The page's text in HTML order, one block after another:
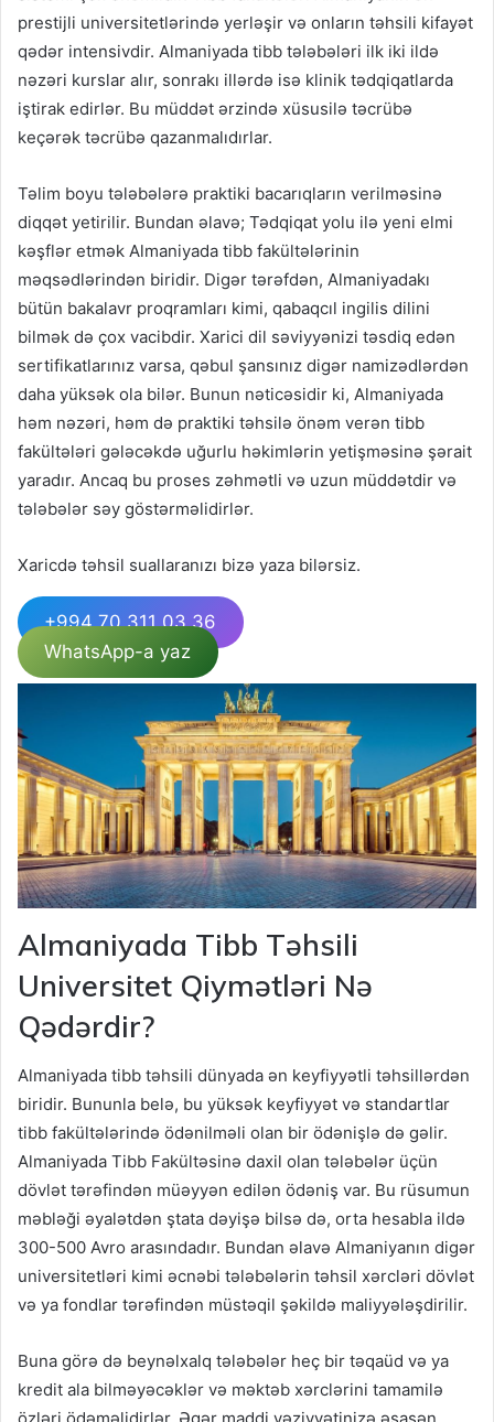
prestijli universitetlərində yerləşir və onların təhsili kifayət
qədər intensivdir. Almaniyada tibb tələbələri ilk iki ildə
nəzəri kurslar alır, sonrakı illərdə isə klinik tədqiqatlarda
iştirak edirlər. Bu müddət ərzində xüsusilə təcrübə
keçərək təcrübə qazanmalıdırlar.
Təlim boyu tələbələrə praktiki bacarıqların verilməsinə
diqqət yetirilir. Bundan əlavə; Tədqiqat yolu ilə yeni elmi
kəşflər etmək Almaniyada tibb fakültələrinin
məqsədlərindən biridir. Digər tərəfdən, Almaniyadakı
bütün bakalavr proqramları kimi, qabaqcıl ingilis dilini
bilmək də çox vacibdir. Xarici dil səviyyənizi təsdiq edən
sertifikatlarınız varsa, qəbul şansınız digər namizədlərdən
daha yüksək ola bilər. Bunun nəticəsidir ki, Almaniyada
həm nəzəri, həm də praktiki təhsilə önəm verən tibb
fakültələri gələcəkdə uğurlu həkimlərin yetişməsinə şərait
yaradır. Ancaq bu proses zəhmətli və uzun müddətdir və
tələbələr səy göstərməlidirlər.
Xaricdə təhsil suallaranızı bizə yaza bilərsiz.
+994 70 311 03 36
WhatsApp-a yaz
Almaniyada Tibb Təhsili
Universitet Qiymətləri Nə
Qədərdir?
Almaniyada tibb təhsili dünyada ən keyfiyyətli təhsillərdən
biridir. Bununla belə, bu yüksək keyfiyyət və standartlar
tibb fakültələrində ödənilməli olan bir ödənişlə də gəlir.
Almaniyada Tibb Fakültəsinə daxil olan tələbələr üçün
dövlət tərəfindən müəyyən edilən ödəniş var. Bu rüsumun
məbləği əyalətdən ştata dəyişə bilsə də, orta hesabla ildə
300-500 Avro arasındadır. Bundan əlavə Almaniyanın digər
universitetləri kimi əcnəbi tələbələrin təhsil xərcləri dövlət
və ya fondlar tərəfindən müstəqil şəkildə maliyyələşdirilir.
Buna görə də beynəlxalq tələbələr heç bir təqaüd və ya
kredit ala bilməyəcəklər və məktəb xərclərini tamamilə